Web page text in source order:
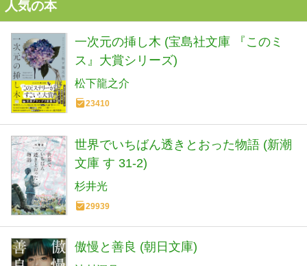
人気の本
一次元の挿し木 (宝島社文庫 『このミ
ス』大賞シリーズ)
松下龍之介
23410
世界でいちばん透きとおった物語 (新潮
文庫 す 31-2)
杉井光
29939
傲慢と善良 (朝日文庫)